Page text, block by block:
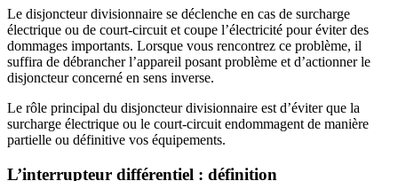
Le disjoncteur divisionnaire se déclenche en cas de surcharge
électrique ou de court-circuit et coupe l’électricité pour éviter des
dommages importants. Lorsque vous rencontrez ce problème, il
suffira de débrancher l’appareil posant problème et d’actionner le
disjoncteur concerné en sens inverse.
Le rôle principal du disjoncteur divisionnaire est d’éviter que la
surcharge électrique ou le court-circuit endommagent de manière
partielle ou définitive vos équipements.
L’interrupteur différentiel : définition